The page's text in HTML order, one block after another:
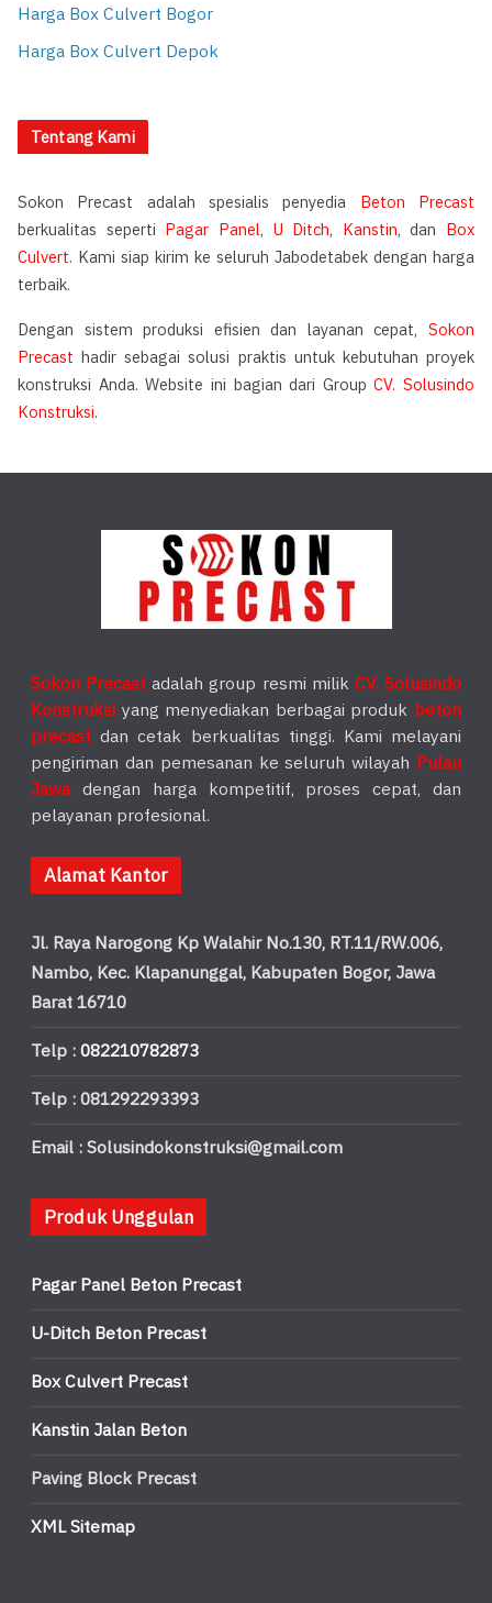
Harga Box Culvert Bogor
Harga Box Culvert Depok
Tentang Kami
Sokon Precast adalah spesialis penyedia Beton Precast
berkualitas seperti Pagar Panel, U Ditch, Kanstin, dan Box
Culvert. Kami siap kirim ke seluruh Jabodetabek dengan harga
terbaik.
Dengan sistem produksi efisien dan layanan cepat, Sokon
Precast hadir sebagai solusi praktis untuk kebutuhan proyek
konstruksi Anda. Website ini bagian dari GroupCV. Solusindo
Konstruksi.
Sokon Precast adalah group resmi milik CV. Solusindo
Konstruksi yang menyediakan berbagai produk beton
precast dan cetak berkualitas tinggi. Kami melayani
pengiriman dan pemesanan ke seluruh wilayah Pulau
Jawadengan harga kompetitif, proses cepat, dan
pelayanan profesional.
Alamat Kantor
Jl. Raya Narogong Kp Walahir No.130, RT.11/RW.006,
Nambo, Kec. Klapanunggal, Kabupaten Bogor, Jawa
Barat 16710
Telp :082210782873
Telp : 081292293393
Email : Solusindokonstruksi@gmail.com
Produk Unggulan
Pagar Panel Beton Precast
U-Ditch Beton Precast
Box Culvert Precast
Kanstin Jalan Beton
Paving Block Precast
XML Sitemap